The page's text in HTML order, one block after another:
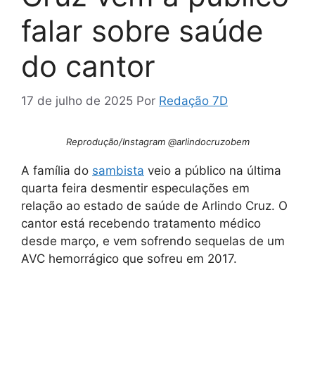
falar sobre saúde
do cantor
17 de julho de 2025 Por Redação 7D
Reprodução/Instagram @arlindocruzobem
A família do sambista veio a público na última
quarta feira desmentir especulações em
relação ao estado de saúde de Arlindo Cruz. O
cantor está recebendo tratamento médico
desde março, e vem sofrendo sequelas de um
AVC hemorrágico que sofreu em 2017.